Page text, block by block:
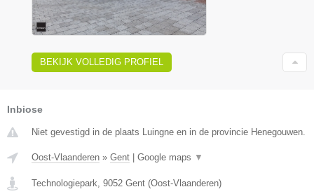
BEKIJK VOLLEDIG PROFIEL
Inbiose
Niet gevestigd in de plaats Luingne en in de provincie Henegouwen.
Oost-Vlaanderen » Gent | Google maps ▼
Technologiepark 9052 Gent (Oost-Vlaanderen)